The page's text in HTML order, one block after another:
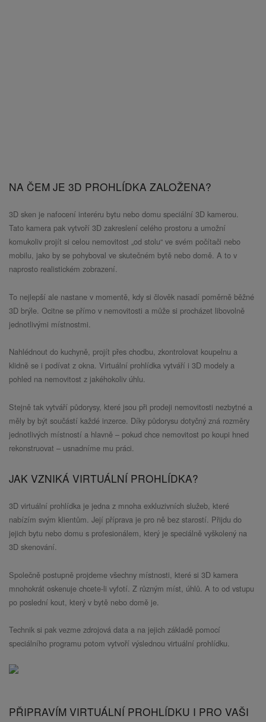
NA ČEM JE 3D PROHLÍDKA ZALOŽENA?
3D sken je nafocení interéru bytu nebo domu speciální 3D kamerou.
Tato kamera pak vytvoří 3D zakreslení celého prostoru a umožní
komukoliv projít si celou nemovitost „od stolu“ ve svém počítači nebo
mobilu, jako by se pohyboval ve skutečném bytě nebo domě. A to v
naprosto realistickém zobrazení.
To nejlepší ale nastane v momentě, kdy si člověk nasadí poměrně běžné
3D brýle. Ocitne se přímo v nemovitosti a může si procházet libovolně
jednotlivými místnostmi.
Nahlédnout do kuchyně, projít přes chodbu, zkontrolovat koupelnu a
klidně se i podívat z okna. Virtuální prohlídka vytváří i 3D modely a
pohled na nemovitost z jakéhokoliv úhlu.
Stejně tak vytváří půdorysy, které jsou při prodeji nemovitosti nezbytné a
měly by být součástí každé inzerce. Díky půdorysu dotyčný zná rozměry
jednotlivých místností a hlavně – pokud chce nemovitost po koupi hned
rekonstruovat – usnadníme mu práci.
JAK VZNIKÁ VIRTUÁLNÍ PROHLÍDKA?
3D virtuální prohlídka je jedna z mnoha exkluzivních služeb, které
nabízím svým klientům. Její příprava je pro ně bez starostí. Přijdu do
jejich bytu nebo domu s profesionálem, který je speciálně vyškolený na
3D skenování.
Společně postupně projdeme všechny místnosti, které si 3D kamera
mnohokrát oskenuje chcete-li vyfotí. Z různým míst, úhlů. A to od vstupu
po poslední kout, který v bytě nebo domě je.
Technik si pak vezme zdrojová data a na jejich základě pomocí
speciálního programu potom vytvoří výslednou virtuální prohlídku.
PŘIPRAVÍM VIRTUÁLNÍ PROHLÍDKU I PRO VAŠI